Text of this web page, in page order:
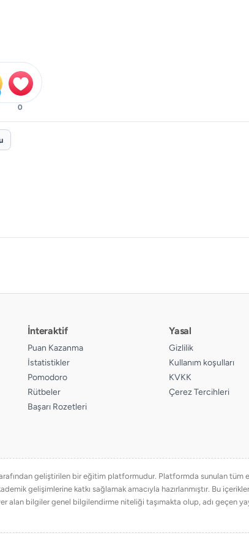
0
İnteraktif
Puan Kazanma
İstatistikler
Pomodoro
Rütbeler
Başarı Rozetleri
Yasal
Gizlilik
Kullanım koşulları
KVKK
Çerez Tercihleri
geliştirilen bir eğitim platformudur. Platformda sunulan
gelişimlerine katkı sağlamak amacıyla hazırlanmıştır. Bu
alan bilgiler genel bilgilendirme niteliği taşımakta olup, adı geçen